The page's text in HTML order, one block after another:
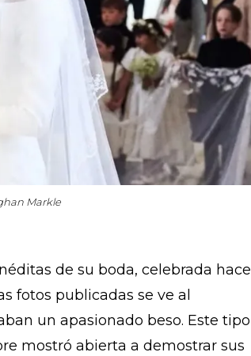
Markle
de su boda, celebrada hace
fotos publicadas se ve al
un apasionado beso. Este tipo
mostró abierta a demostrar sus